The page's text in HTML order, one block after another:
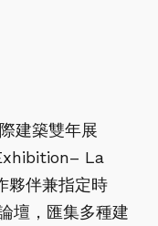
建築雙年展
La
夥伴兼指定時
壇，匯集多種建